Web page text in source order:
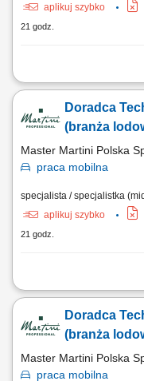
aplikuj szybko
21 godz.
Twój obszar
doradztwo produktowe
klientów. Udział w targach,
Doradca
(branża
Master Martini Polska
praca mobilna
specjalista / specjalistka
aplikuj szybko
21 godz.
Twój obszar
doradztwo produktowe
klientów. Udział w targach,
Doradca
(branża
Master Martini Polska
praca mobilna